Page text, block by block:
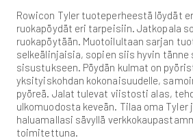
Rowicon Tyler tuoteperheestä löydät
ruokapöydät eri tarpeisiin. Jatkopala
ruokapöytään. Muotoilultaan sarjan
selkeälinjaisia, sopien siis hyvin tänne
sisustukseen. Pöydän kulmat on
yksityiskohdan kokonaisuudelle,
pyöreä. Jalat tulevat viistosti alas,
ulkomuodosta keveän. Tilaa oma Tyler
haluamallasi sävyllä
toimitettuna.